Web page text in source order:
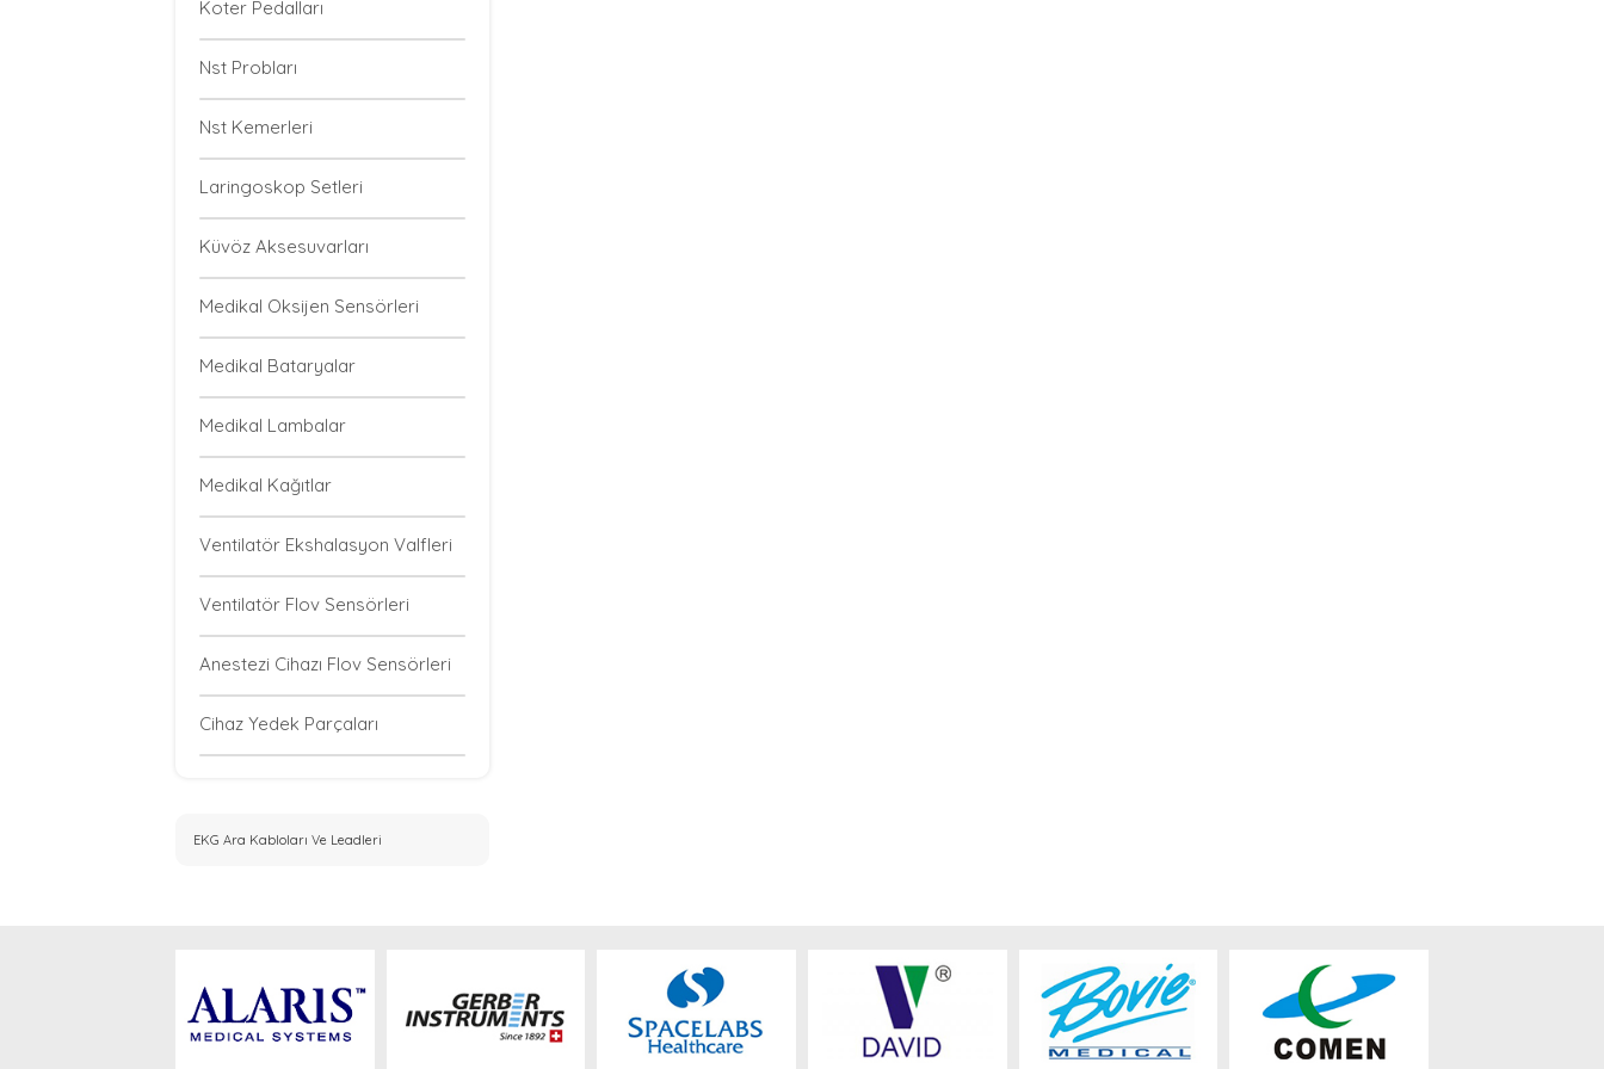
Koter Pedalları
Nst Probları
Nst Kemerleri
Laringoskop Setleri
Küvöz Aksesuvarları
Medikal Oksijen Sensörleri
Medikal Bataryalar
Medikal Lambalar
Medikal Kağıtlar
Ventilatör Ekshalasyon Valfleri
Ventilatör Flov Sensörleri
Anestezi Cihazı Flov Sensörleri
Cihaz Yedek Parçaları
EKG Ara Kabloları Ve Leadleri